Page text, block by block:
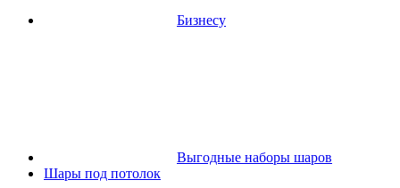
Бизнесу
Выгодные наборы шаров
Шары под потолок